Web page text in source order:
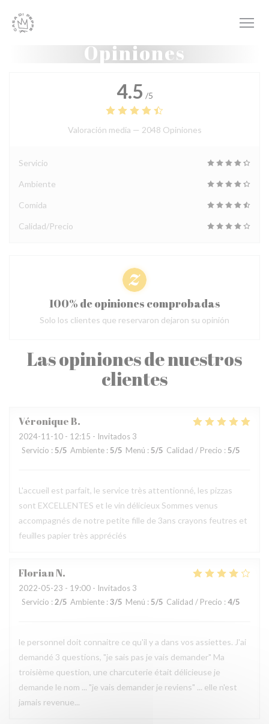
Opiniones
Las opiniones de nuestros
clientes
VéroniqueB
2024-11-10 - 12:15 - Invitados 3
Servicio : 5/5 Ambiente : 5/5 Menú : 5/5 Calidad / Precio : 5/5
L'accueil est parfait, le service très attentionné, les pizzas
sont EXCELLENTES et le vin délicieux Sommes venus
accompagnés de notre petite fille de 3ans crayons feutres et
feuilles papier très appréciés
FlorianN
2022-05-23 - 19:00 - Invitados 3
Servicio : 2/5 Ambiente : 3/5 Menú : 5/5 Calidad / Precio : 4/5
le personnel doit connaitre ce qu'il y a dans vos assiettes. J'ai
demandé 3 questions, "je sais pas je vais demander" Ma
troisième question, une charcuterie était délicieuse je
demande le nom ... "je vais demander je reviens" ... elle n'est
jamais revenue...
4.5 /5
Valoración media — 2048 Opiniones
Servicio
Ambiente
Comida
Calidad/Precio
100% de opiniones comprobadas
Solo los clientes que reservaron dejaron su opinión